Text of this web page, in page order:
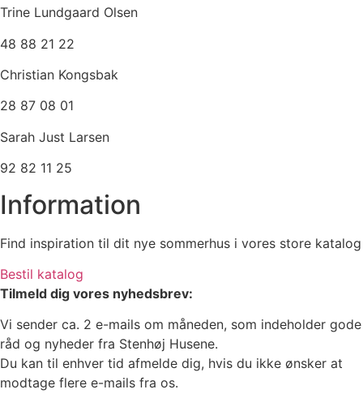
Trine Lundgaard Olsen
48 88 21 22
Christian Kongsbak
28 87 08 01
Sarah Just Larsen
92 82 11 25
Information
Find inspiration til dit nye sommerhus i vores store katalog
Bestil katalog
Tilmeld dig vores nyhedsbrev:
Vi sender ca. 2 e-mails om måneden, som indeholder gode
råd og nyheder fra Stenhøj Husene.
Du kan til enhver tid afmelde dig, hvis du ikke ønsker at
modtage flere e-mails fra os.